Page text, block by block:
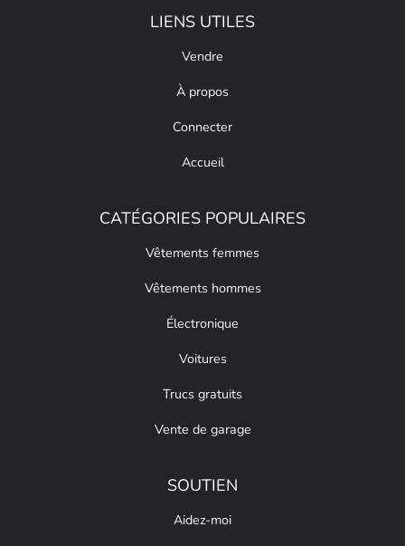
LIENS UTILES
Vendre
À propos
Connecter
Accueil
CATÉGORIES POPULAIRES
Vêtements femmes
Vêtements hommes
Électronique
Voitures
Trucs gratuits
Vente de garage
SOUTIEN
Aidez-moi